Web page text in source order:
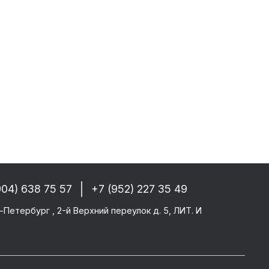
Eurotech
638 75 57 +7 (952) 227 35 49
Петербург , 2-й Верхний переулок д. 5, ЛИТ. И